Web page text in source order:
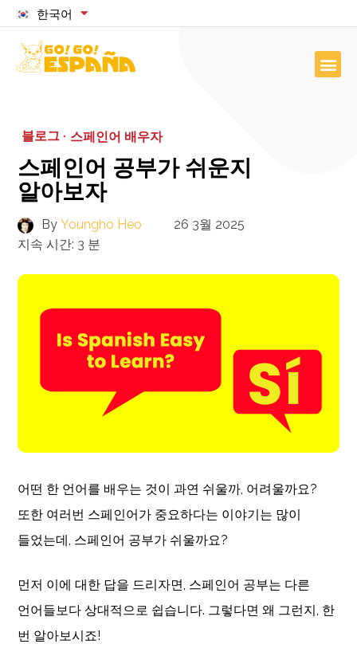
한국어
블로그 · 스페인어 배우자
스페인어 공부가 쉬운지
알아보자
By Youngho Heo
26 3월 2025
지속 시간: 3 분
어떤 한 언어를 배우는 것이 과연 쉬울까, 어려울까요?
또한 여러번 스페인어가 중요하다는 이야기는 많이
들었는데, 스페인어 공부가 쉬울까요?
먼저 이에 대한 답을 드리자면, 스페인어 공부는 다른
언어들보다 상대적으로 쉽습니다. 그렇다면 왜 그런지, 한
번 알아보시죠!